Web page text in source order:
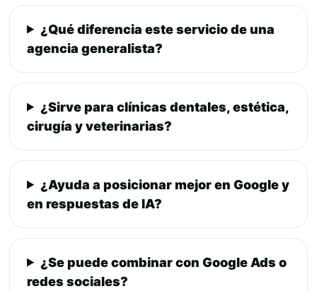
¿Qué diferencia este servicio de una
agencia generalista?
¿Sirve para clínicas dentales, estética,
cirugía y veterinarias?
¿Ayuda a posicionar mejor en Google y
en respuestas de IA?
¿Se puede combinar con Google Ads o
redes sociales?